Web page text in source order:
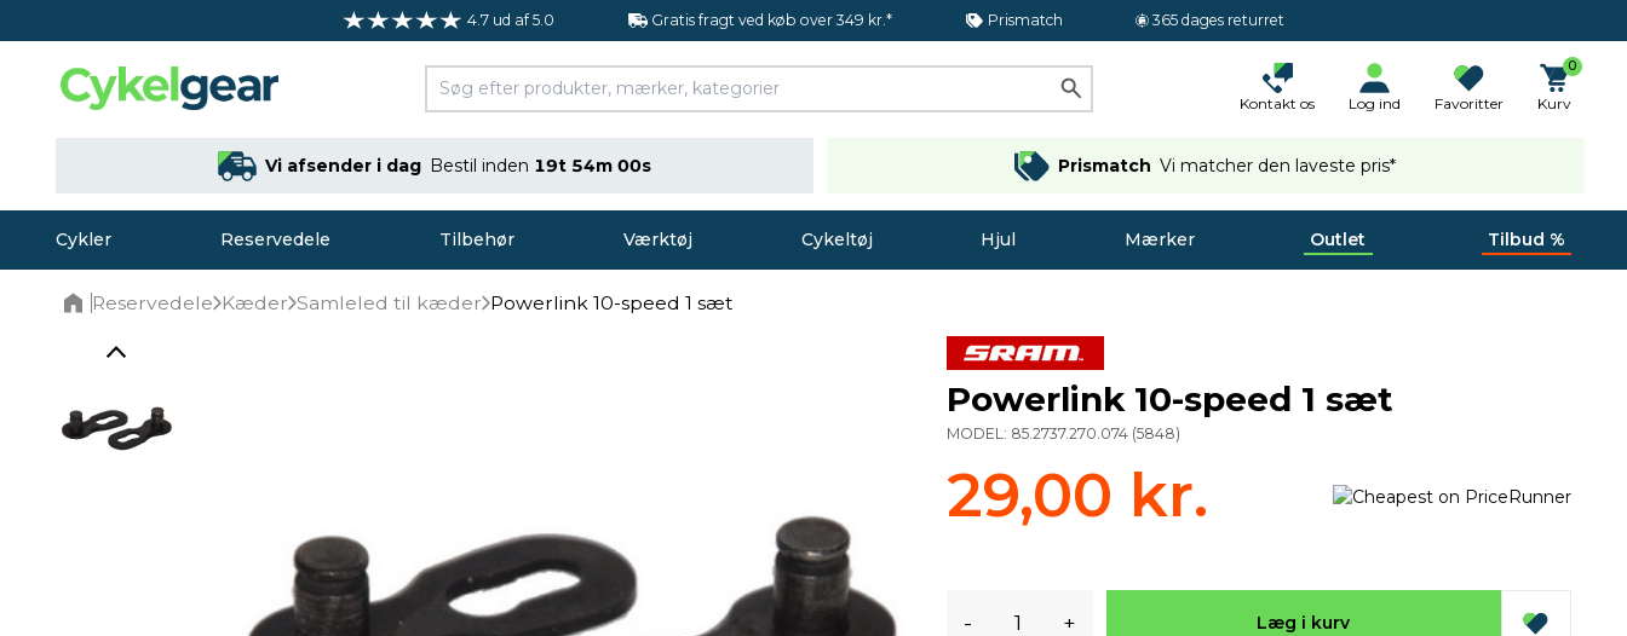
4.7 ud af 5.0 Gratis fragt ved køb over 349 kr.* Prismatch 365 dages returret
Kontakt os Log ind Favoritter
0
Kurv
Vi afsender i dag Bestil inden 19t 53m 59s Prismatch Vi matcher den laveste pris*
Cykler Reservedele Tilbehør Værktøj Cykeltøj Hjul Mærker Outlet Tilbud %
Reservedele Kæder Samleled til kæder Powerlink 10-speed 1 sæt
Powerlink 10-speed 1 sæt
MODEL: 85.2737.270.074 (5848)
29,00 kr.
- + Læg i kurv